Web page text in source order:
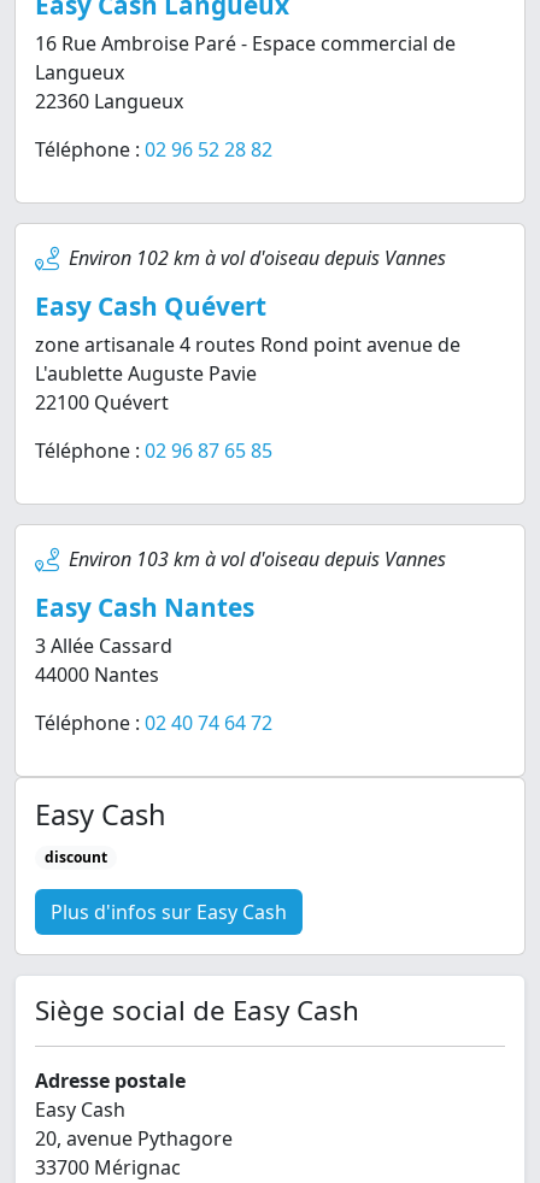
16 Rue Ambroise Paré - Espace commercial de
Langueux
22360 Langueux
Téléphone : 02 96 52 28 82
Environ 102 km à vol d'oiseau depuis Vannes
Easy Cash Quévert
zone artisanale 4 routes Rond point avenue de
L'aublette Auguste Pavie
22100 Quévert
Téléphone : 02 96 87 65 85
Environ 103 km à vol d'oiseau depuis Vannes
Easy Cash Nantes
3 Allée Cassard
44000 Nantes
Téléphone : 02 40 74 64 72
Easy Cash
discount
Plus d'infos sur Easy Cash
Siège social de Easy Cash
Adresse postale
Easy Cash
20, avenue Pythagore
33700 Mérignac